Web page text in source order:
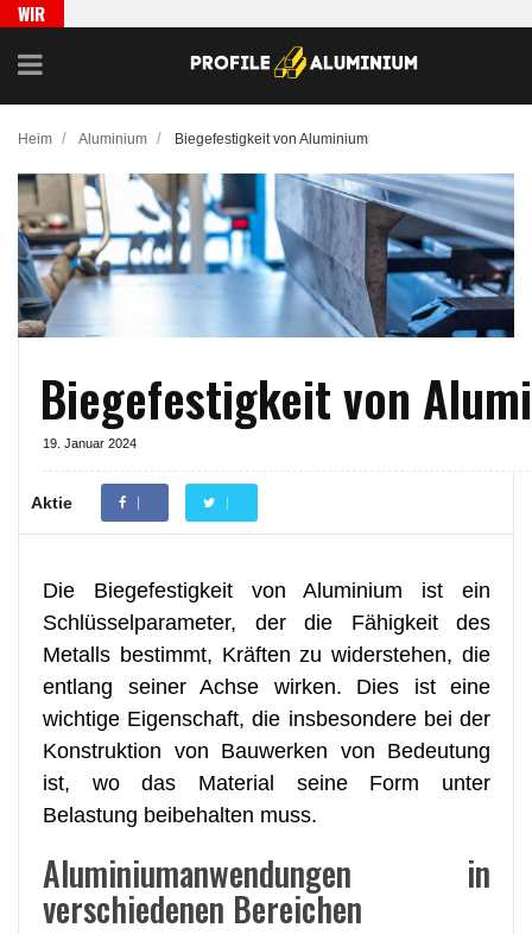
WIR
LEN
Heim / Aluminium / Biegefestigkeit von Aluminium
Biegefestigkeit von
19. Januar 2024
Aktie
Die Biegefestigkeit von Aluminium ist ein
Schlüsselparameter, der die Fähigkeit des
Metalls bestimmt, Kräften zu widerstehen, die
entlang seiner Achse wirken. Dies ist eine
wichtige Eigenschaft, die insbesondere bei der
Konstruktion von Bauwerken von Bedeutung
ist, wo das Material seine Form unter
Belastung beibehalten muss.
Aluminiumanwendungen in
verschiedenen Bereichen